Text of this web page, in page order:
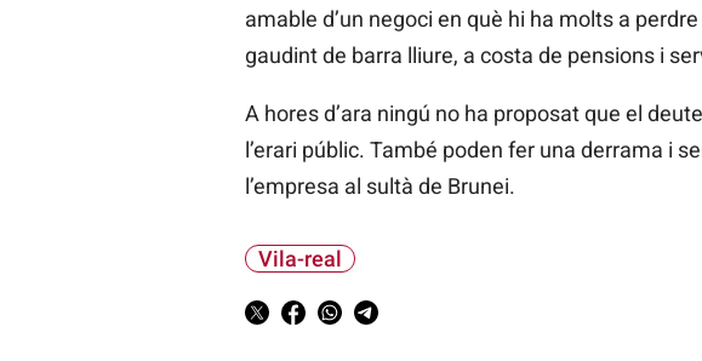
amable d’un negoci en què hi ha molts a
gaudint de barra lliure, a costa de pensions i
A hores d’ara ningú no ha proposat que el
l’erari públic. També poden fer una derrama i
l’empresa al sultà de Brunei.
Vila-real